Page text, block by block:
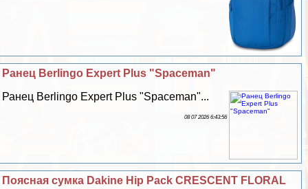
Ранец Berlingo Expert Plus "Spaceman"
Ранец Berlingo Expert Plus "Spaceman"...
08 07 2026 6:43:56
Поясная сумка Dakine Hip Pack CRESCENT FLORAL